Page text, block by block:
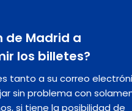
de Madrid a
los billetes?
tanto a su correo
sin problema con
si tiene la posibilidad de